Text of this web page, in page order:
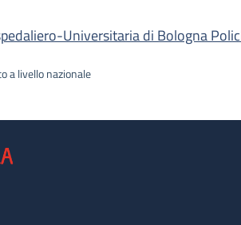
Universitaria di Bologna
a livello nazionale